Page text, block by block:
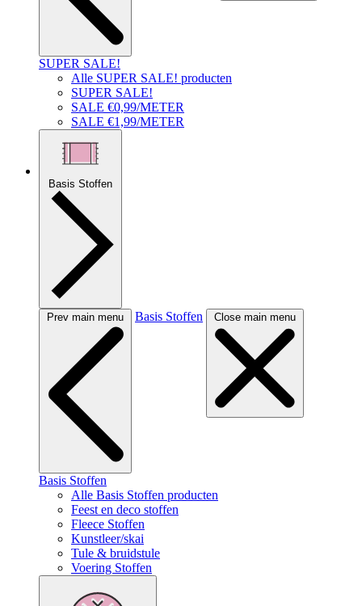
SUPER SALE!
Alle SUPER SALE! producten
SUPER SALE!
SALE €0,99/METER
SALE €1,99/METER
Basis Stoffen
Prev main menu Basis Stoffen Close main menu
Basis Stoffen
Alle Basis Stoffen producten
Feest en deco stoffen
Fleece Stoffen
Kunstleer/skai
Tule & bruidstule
Voering Stoffen